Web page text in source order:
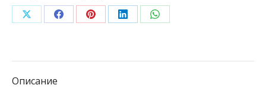
Share Share Share Share Share
Описание